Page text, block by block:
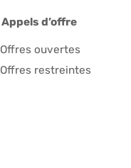
Appels d’offre
Offres ouvertes
Offres restreintes